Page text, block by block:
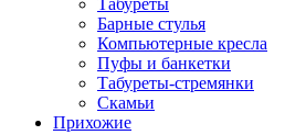
Табуреты
Барные стулья
Компьютерные кресла
Пуфы и банкетки
Табуреты-стремянки
Скамьи
Прихожие